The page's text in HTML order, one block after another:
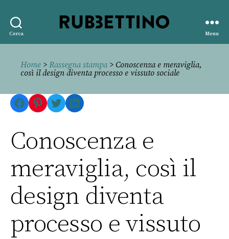
Cerca
editore
Menu
Home > Rassegna stampa> Conoscenza e meraviglia,
così il design diventa processo e vissuto sociale
Facebook
Pinterest
TwitterLinkedIn
Conoscenza e
meraviglia, così il
design diventa
processo e vissuto